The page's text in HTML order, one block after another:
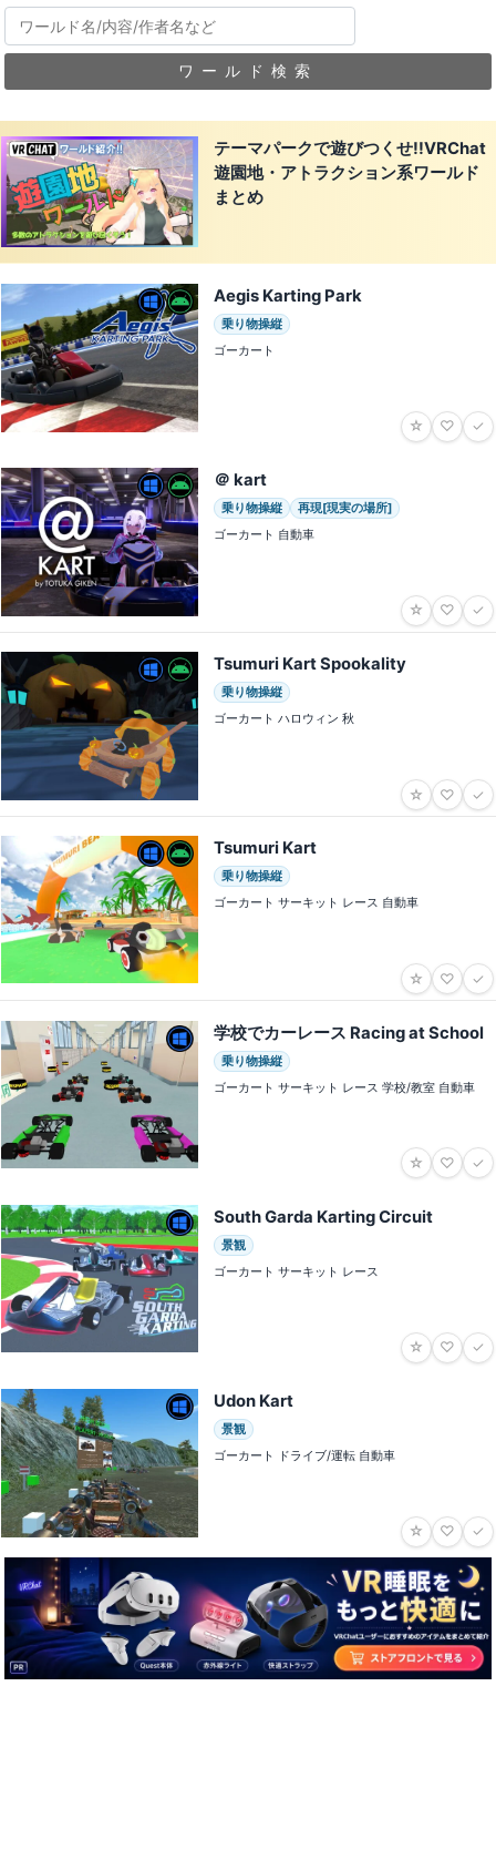
ワールド検索
テーマパークで遊びつくせ!!VRChat
遊園地・アトラクション系ワールド
まとめ
Aegis Karting Park
乗り物操縦
ゴーカート
☆ ♡ ✓
＠ kart
乗り物操縦
再現[現実の場所]
ゴーカート 自動車
☆ ♡ ✓
Tsumuri Kart Spookality
乗り物操縦
ゴーカート ハロウィン 秋
☆ ♡ ✓
Tsumuri Kart
乗り物操縦
ゴーカート サーキット レース 自動車
☆ ♡ ✓
学校でカーレース Racing at School
乗り物操縦
ゴーカート サーキット レース 学校/教室 自動車
☆ ♡ ✓
South Garda Karting Circuit
景観
ゴーカート サーキット レース
☆ ♡ ✓
Udon Kart
景観
ゴーカート ドライブ/運転 自動車
☆ ♡ ✓